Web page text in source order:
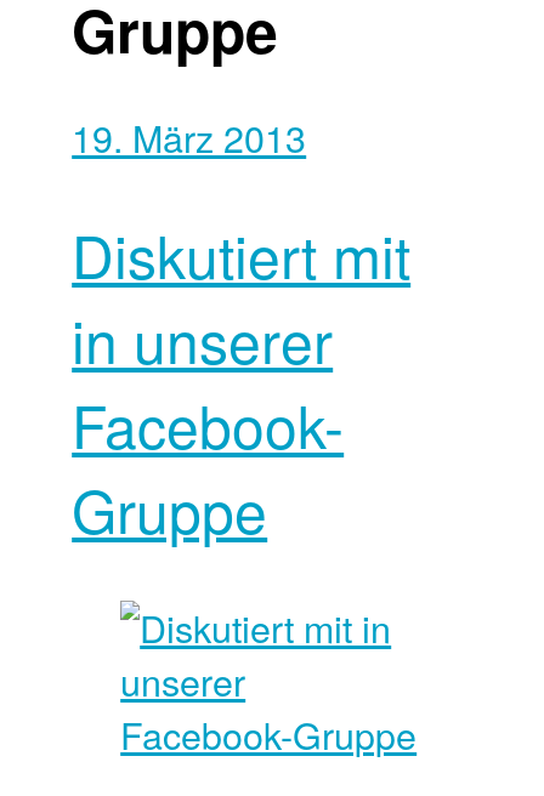
Gruppe
19. März 2013
Diskutiert mit
in unserer
Facebook-
Gruppe